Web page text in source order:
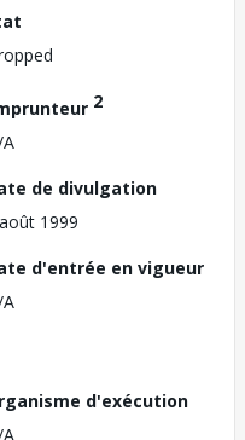
2
de divulgation
1999
d'entrée en vigueur
d'exécution